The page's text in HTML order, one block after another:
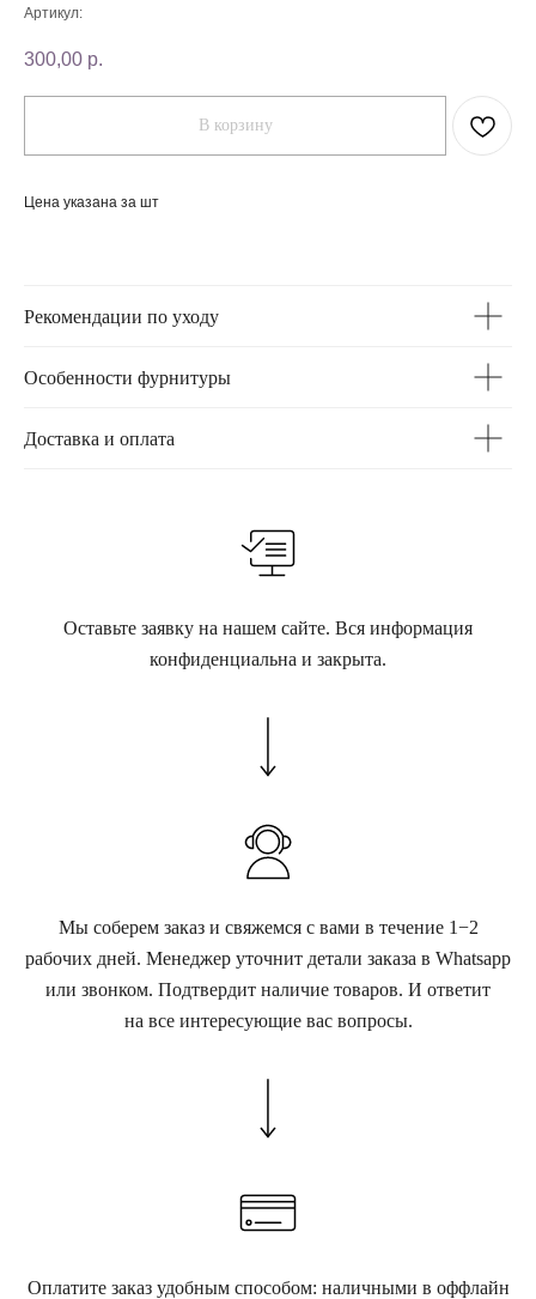
Артикул:
300,00 р.
В корзину
Цена указана за шт
Рекомендации по уходу
Особенности фурнитуры
Доставка и оплата
Оставьте заявку на нашем сайте. Вся информация
конфиденциальна и закрыта.
Мы соберем заказ и свяжемся с вами в течение 1−2
рабочих дней. Менеджер уточнит детали заказа в Whatsapp
или звонком. Подтвердит наличие товаров. И ответит
на все интересующие вас вопросы.
Оплатите заказ удобным способом: наличными в оффлайн